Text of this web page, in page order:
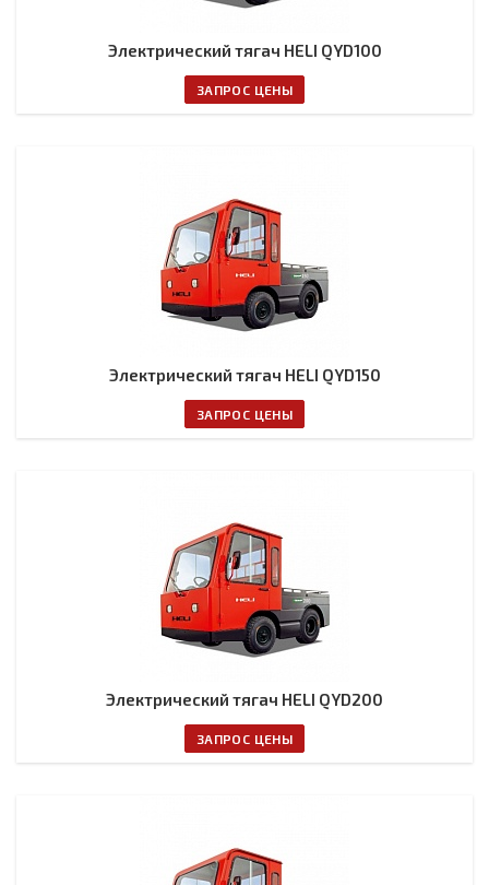
Электрический тягач HELI QYD100
ЗАПРОС ЦЕНЫ
Электрический тягач HELI QYD150
ЗАПРОС ЦЕНЫ
Электрический тягач HELI QYD200
ЗАПРОС ЦЕНЫ